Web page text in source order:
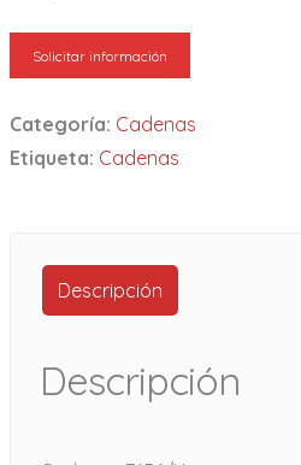
Solicitar información
Categoría: Cadenas
Etiqueta: Cadenas
Descripción
Descripción